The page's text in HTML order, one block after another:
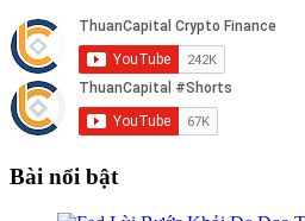
Bài nổi bật